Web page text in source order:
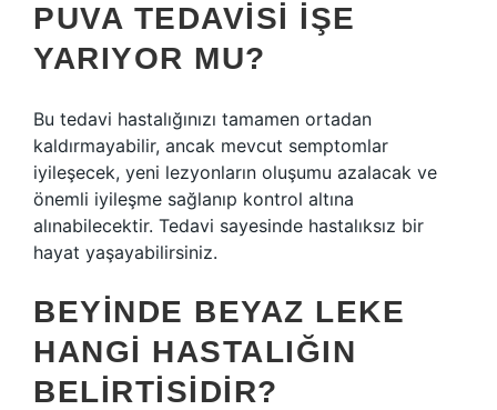
PUVA TEDAVISI IŞE
YARIYOR MU?
Bu tedavi hastalığınızı tamamen ortadan
kaldırmayabilir, ancak mevcut semptomlar
iyileşecek, yeni lezyonların oluşumu azalacak ve
önemli iyileşme sağlanıp kontrol altına
alınabilecektir. Tedavi sayesinde hastalıksız bir
hayat yaşayabilirsiniz.
BEYINDE BEYAZ LEKE
HANGI HASTALIĞIN
BELIRTISIDIR?